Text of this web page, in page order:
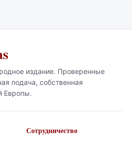
издание. Проверенные
подача, собственная
Европы.
Сотрудничество